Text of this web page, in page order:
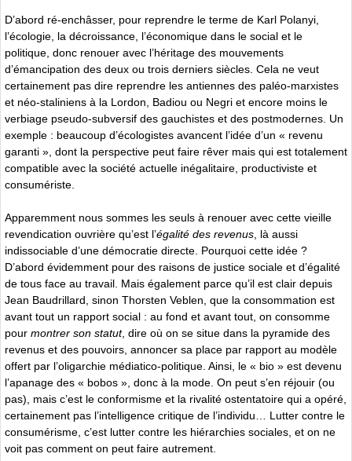
D’abord ré-enchâsser, pour reprendre le terme de Karl Polanyi,
l’écologie, la décroissance, l’économique dans le social et le
politique, donc renouer avec l’héritage des mouvements
d’émancipation des deux ou trois derniers siècles. Cela ne veut
certainement pas dire reprendre les antiennes des paléo-marxistes
et néo-staliniens à la Lordon, Badiou ou Negri et encore moins le
verbiage pseudo-subversif des gauchistes et des postmodernes. Un
exemple : beaucoup d’écologistes avancent l’idée d’un « revenu
garanti », dont la perspective peut faire rêver mais qui est totalement
compatible avec la société actuelle inégalitaire, productiviste et
consumériste.
Apparemment nous sommes les seuls à renouer avec cette vieille
revendication ouvrière qu’est l’égalité des revenus , là aussi
indissociable d’une démocratie directe. Pourquoi cette idée ?
D’abord évidemment pour des raisons de justice sociale et d’égalité
de tous face au travail. Mais également parce qu’il est clair depuis
Jean Baudrillard, sinon Thorsten Veblen, que la consommation est
avant tout un rapport social : au fond et avant tout, on consomme
pour montrer son statut, dire où on se situe dans la pyramide des
revenus et des pouvoirs, annoncer sa place par rapport au modèle
offert par l’oligarchie médiatico-politique. Ainsi, le « bio » est devenu
l’apanage des « bobos », donc à la mode. On peut s’en réjouir (ou
pas), mais c’est le conformisme et la rivalité ostentatoire qui a opéré,
certainement pas l’intelligence critique de l’individu… Lutter contre le
consumérisme, c’est lutter contre les hiérarchies sociales, et on ne
voit pas comment on peut faire autrement.